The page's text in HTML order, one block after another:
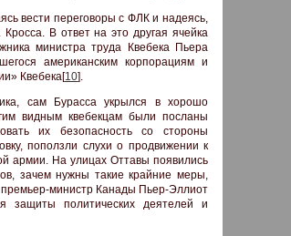
вести переговоры с ФЛК и надеясь,
В ответ на это другая ячейка
министра труда Квебека Пьера
американским корпорациям и
Квебека[10].
сам Бурасса укрылся в хорошо
видным квебекцам были посланы
их безопасность со стороны
поползли слухи о продвижении к
армии. На улицах Оттавы появились
зачем нужны такие крайние меры,
министр Канады Пьер-Эллиот
защиты политических деятелей и